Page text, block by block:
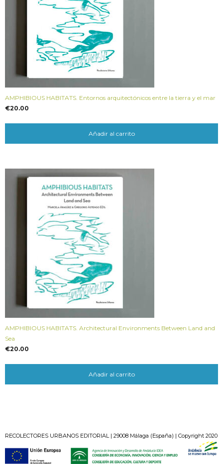
AMPHIBIOUS HABITATS. Entornos arquitectónicos entre la tierra y el mar
€20.00
Añadir al carrito
AMPHIBIOUS HABITATS. Architectural Environments Between Land and
Sea
€20.00
Añadir al carrito
RECOLECTORES URBANOS EDITORIAL | 29008 Málaga (España) | Copyright 2020